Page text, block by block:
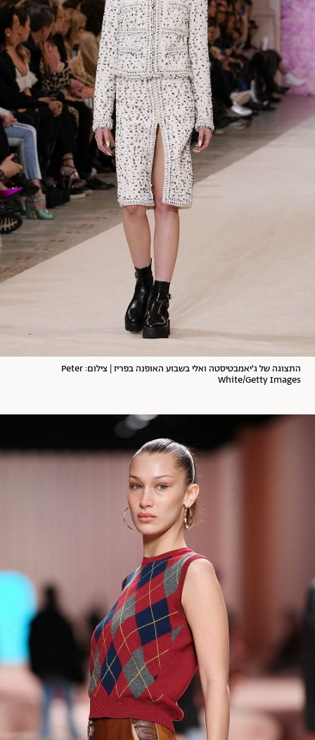
התצוגה של ג'יאמבטיסטה ואלי בשבוע האופנה בפריז | צילום: Peter
White/Getty Images